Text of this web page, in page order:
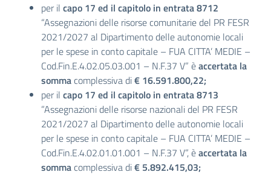
per il capo 17 ed il capitolo in entrata 8712
“Assegnazioni delle risorse comunitarie del PR FESR
2021/2027 al Dipartimento delle autonomie locali
per le spese in conto capitale – FUA CITTA’ MEDIE –
Cod.Fin.E.4.02.05.03.001 – N.F.37 V” èaccertata la
somma complessiva di€ 16.591.800,22;
per il capo 17 ed il capitolo in entrata 8713
”Assegnazioni delle risorse nazionali del PR FESR
2021/2027 al Dipartimento delle autonomie locali
per le spese in conto capitale – FUA CITTA’ MEDIE –
Cod.Fin.E.4.02.01.01.001 – N.F.37 V”, èaccertata la
somma complessiva di€ 5.892.415,03;